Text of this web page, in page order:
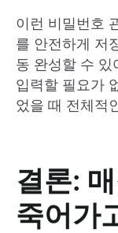
이런 비밀번호
를 안전하게 저
동 완성할 수 있
입력할 필요가
었을 때 전체적
결론:
죽어가